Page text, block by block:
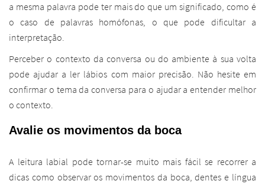
a mesma palavra pode ter mais do que um significado, como é
o caso de palavras homófonas, o que pode dificultar a
interpretação.
Perceber o contexto da conversa ou do ambiente à sua volta
pode ajudar a ler lábios com maior precisão. Não hesite em
confirmar o tema da conversa para o ajudar a entender melhor
o contexto.
Avalie os movimentos da boca
A leitura labial pode tornar-se muito mais fácil se recorrer a
dicas como observar os movimentos da boca, dentes e língua